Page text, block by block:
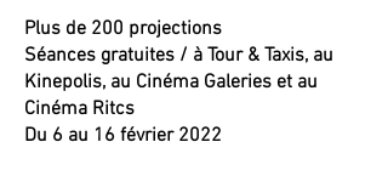
Plus de 200 projections
Séances gratuites / à Tour & Taxis, au
Kinepolis, au Cinéma Galeries et au
Cinéma Ritcs
Du 6 au 16 février 2022